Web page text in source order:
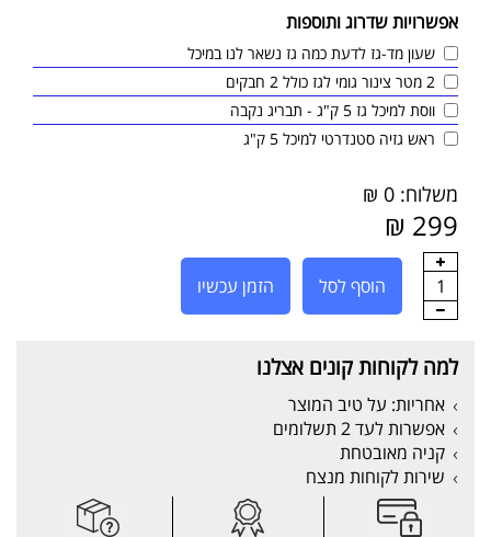
אפשרויות שדרוג ותוספות
שעון מד-גז לדעת כמה גז נשאר לנו במיכל
2 מטר צינור גומי לגז כולל 2 חבקים
ווסת למיכל גז 5 ק"ג - תבריג נקבה
ראש גזיה סטנדרטי למיכל 5 ק"ג
משלוח: 0 ₪
299 ₪
1 הוסף לסל הזמן עכשיו
למה לקוחות קונים אצלנו
אחריות: על טיב המוצר
אפשרות לעד 2 תשלומים
קניה מאובטחת
שירות לקוחות מנצח